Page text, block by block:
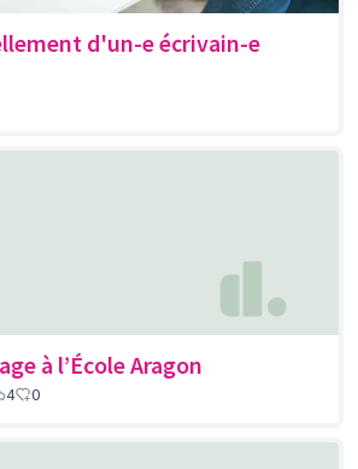
d'un-e écrivain-e
à l’École Aragon
4 0